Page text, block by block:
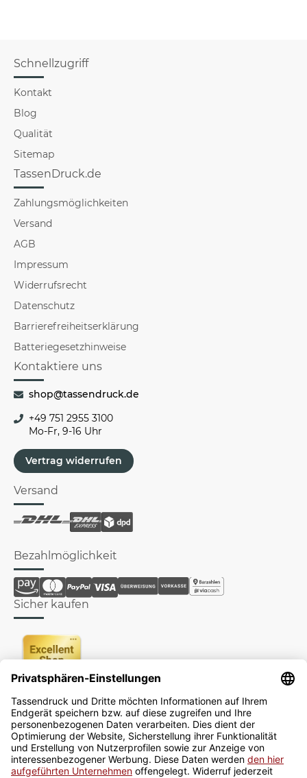
Schnellzugriff
Kontakt
Blog
Qualität
Sitemap
TassenDruck.de
Zahlungsmöglichkeiten
Versand
AGB
Impressum
Widerrufsrecht
Datenschutz
Barrierefreiheitserklärung
Batteriegesetzhinweise
Kontaktiere uns
shop@tassendruck.de
+49 751 2955 3100
Mo-Fr, 9-16 Uhr
Vertrag widerrufen
Versand
Bezahlmöglichkeit
Sicher kaufen
Newsletter